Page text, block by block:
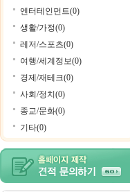
엔터테인먼트(0)
생활/가정(0)
레저/스포츠(0)
여행/세계정보(0)
경제/재테크(0)
사회/정치(0)
종교/문화(0)
기타(0)